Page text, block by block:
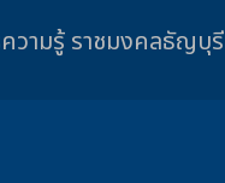
ความรู้ ราชมงคลธั